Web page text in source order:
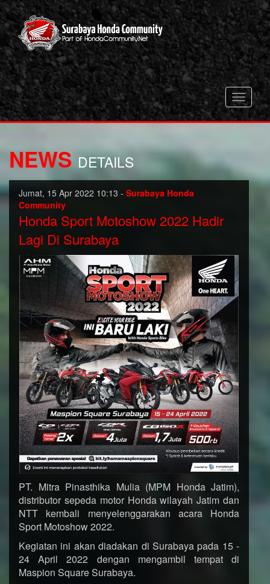
Toggle
NEWS DETAILS
Jumat, 15 Apr 2022 10:13 - Surabaya Honda
Community
Honda Sport Motoshow 2022 Hadir
Lagi Di Surabaya
PT. Mitra Pinasthika Mulia (MPM Honda Jatim),
distributor sepeda motor Honda wilayah Jatim dan
NTT kembali menyelenggarakan acara Honda
Sport Motoshow 2022.
Kegiatan ini akan diadakan di Surabaya pada 15 -
24 April 2022 dengan mengambil tempat di
Maspion Square Surabaya.